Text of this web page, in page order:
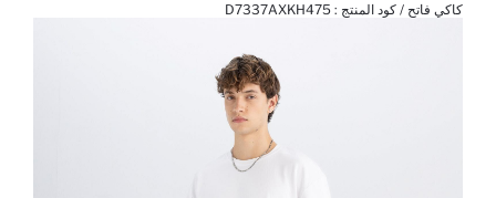
كاكي فاتح / كود المنتج : D7337AXKH475